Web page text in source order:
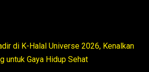
di K-Halal Universe 2026, Kenalkan
untuk Gaya Hidup Sehat